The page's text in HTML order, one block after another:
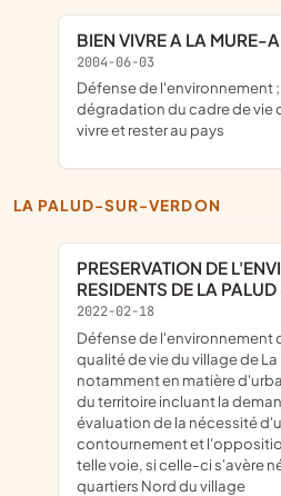
BIEN VIVRE A LA MURE-
2004-06-03
défense de l'environnement ; améliorer et éviter la
dégradation du cadre de vie
vivre et rester au pays
LA PALUD-SUR-VERDON
PRESERVATION DE L'ENVIRONNEMENT DES
RESIDENTS DE LA
2022-02-18
défense de l'environnement des résidents et de la
qualité de vie du village de La
notamment en matière
du territoire incluant la
évaluation de la nécessité
contournement et
telle voie, si celle-ci s'avère
quartiers Nord du village